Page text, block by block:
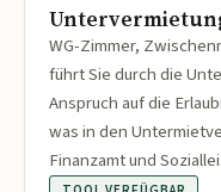
WG-Zimmer,
führt Sie durch die
Anspruch auf die
was in den
Finanzamt und